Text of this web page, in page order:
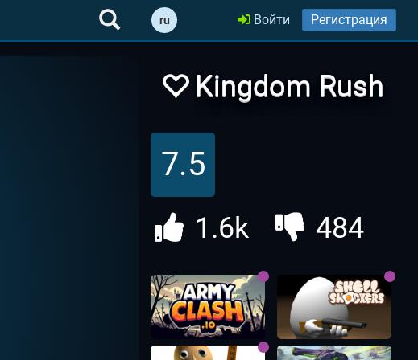
ru Войти Регистрация
Kingdom Rush
| Кингдом
Раш
7.5
1.6k 484